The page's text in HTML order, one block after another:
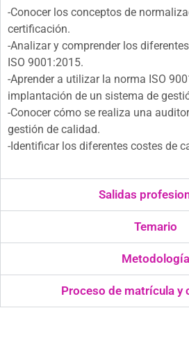
-Conocer los conceptos de
certificación.
-Analizar y comprender los
ISO 9001:2015.
-Aprender a utilizar la norma ISO
implantación de un sistema de
-Conocer cómo se realiza una
gestión de calidad.
-Identificar los diferentes costes de
Salidas
Temario
Metodología
Proceso de matrícula y